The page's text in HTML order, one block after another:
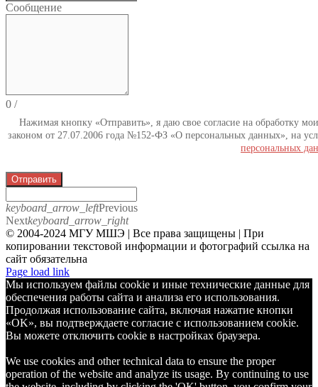
Сообщение
0 /
Нажимая кнопку «Отправить», я даю свое согласие на обработку
законом от 27.07.2006 года №152-ФЗ «О персональных данных», на
персональных
Отправить
keyboard_arrow_leftPrevious
Nextkeyboard_arrow_right
© 2004-2024 МГУ МШЭ | Все права защищены | При
копировании текстовой информации и фотографий ссылка на
сайт обязательна
Telegram
Page load link
Мы используем файлы cookie и иные технические данные для
обеспечения работы сайта и анализа его использования.
Продолжая использование сайта, включая нажатие кнопки
«OK», вы подтверждаете согласие с использованием cookie.
Вы можете отключить cookie в настройках браузера.
We use cookies and other technical data to ensure the proper
operation of the website and analyze its usage. By continuing to use